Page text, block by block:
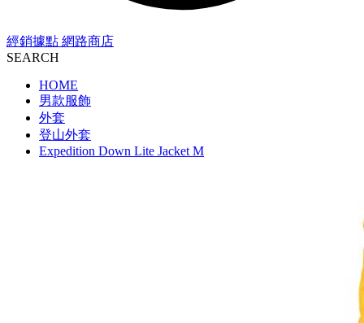
經銷據點 網路商店
SEARCH
HOME
男款服飾
外套
登山外套
Expedition Down Lite Jacket M